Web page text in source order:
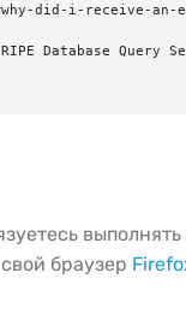
did-i-receive-an-
Database Query
выполнять
браузер